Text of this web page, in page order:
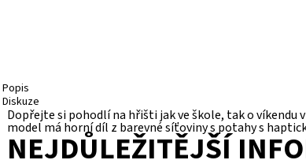
Popis
Diskuze
Dopřejte si pohodlí na hřišti jak ve škole, tak o víkendu
model má horní díl z barevné síťoviny s potahy s
NEJDŮLEŽITĚJŠÍ